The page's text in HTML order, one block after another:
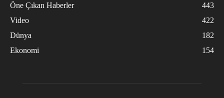
Öne Çıkan Haberler
443
Video
422
Dünya
182
Ekonomi
154